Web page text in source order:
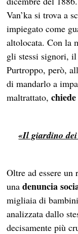
Van’ka si trova a
impiegato come
altolocata. Con la
gli stessi signori,
Purtroppo, però,
di mandarlo a
maltrattato,
«Il giardino
Oltre ad essere un
unadenuncia
migliaia di
analizzata dallo
decisamente più